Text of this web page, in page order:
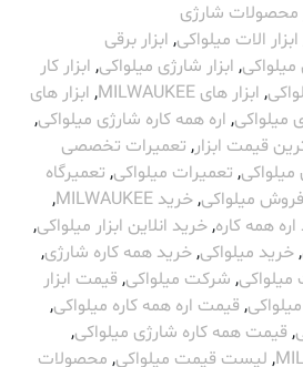
محصولات شارژی
ابزار الات میلواکی, ابزار برقی
میلواکی, ابزار شارژی میلواکی, ابزار کار
, ابزار های MILWAUKEE , ابزار های
میلواکی, اره همه کاره شارژی میلواکی,
قیمت ابزار, تعمیرات تخصصی
, تعمیرات میلواکی, تعمیرگاه
میلواکی,خرید MILWAUKEE
,
همه کاره,خرید انلاین ابزار میلواکی,
,خرید میلواکی,خرید همه کاره شارژی,
, شرکت میلواکی, قیمت ابزار
, قیمت اره همه کاره میلواکی,
, قیمت همه کاره شارژی میلواکی,
, لیست قیمت میلواکی, محصولات